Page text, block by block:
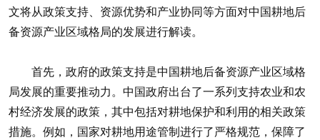
文将从政策支持、资源优势和产业协同等方面对中国耕地后
备资源产业区域格局的发展进行解读。
首先，政府的政策支持是中国耕地后备资源产业区域格
局发展的重要推动力。中国政府出台了一系列支持农业和农
村经济发展的政策，其中包括对耕地保护和利用的相关政策
措施。例如，国家对耕地用途管制进行了严格规范，保障了